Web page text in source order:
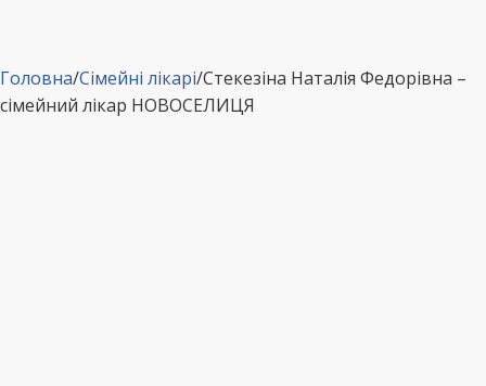
Головна/Сімейні лікарі/Стекезіна Наталія Федорівна –
сімейний лікар НОВОСЕЛИЦЯ